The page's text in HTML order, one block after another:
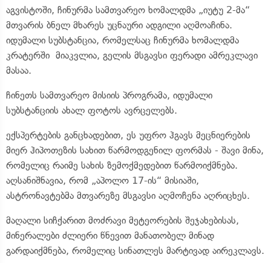
აგვისტოში, ჩინურმა სამთვარეო ხომალდმა „იუტუ 2-მა“
მთვარის ბნელ მხარეს უცნაური ადგილი აღმოაჩინა.
იდუმალი სუბსტანცია, რომელსაც ჩინურმა ხომალდმა
კრატერში მიაკვლია, გელის მსგავსი ფერადი ამრეკლავი
მასაა.
ჩინეთს სამთვარეო მისიის პროგრამა, იდუმალი
სუბსტანციის ახალ ფოტოს ავრცელებს.
ექსპერტების განცხადებით, ეს უფრო ჰგავს მეცნიერების
მიერ ჰიპოთეზის სახით წარმოდგენილ ფორმას - შავი მინა,
რომელიც რაიმე სახის ზემოქმედებით წარმოიქმნება.
აღსანიშნავია, რომ „აპოლო 17-ის“ მისიაში,
ასტრონავტებმა მთვარეზე მსგავსი აღმოჩენა აღრიცხეს.
მაღალი სიჩქარით მოძრავი მეტეორების შეჯახებისას,
მინერალები ძლიერი წნევით მანათობელ მინად
გარდაიქმნება, რომელიც სინათლეს მარტივად აირეკლავს.